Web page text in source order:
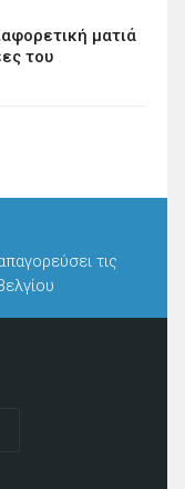
ματιά
του
τις